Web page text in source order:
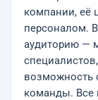
компании, её
персоналом.
аудиторию —
возможность
команды. Все